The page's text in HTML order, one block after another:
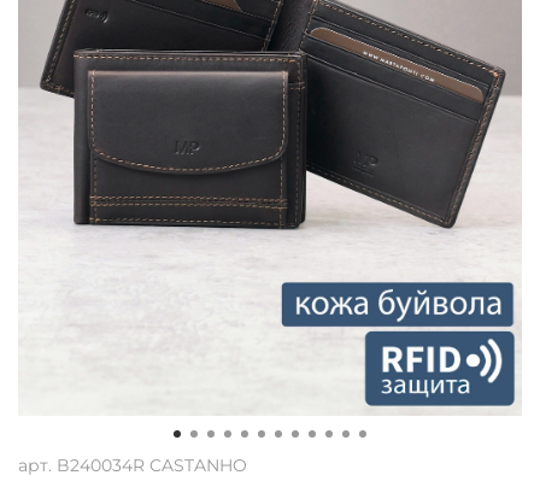
арт. B240034R CASTANHO